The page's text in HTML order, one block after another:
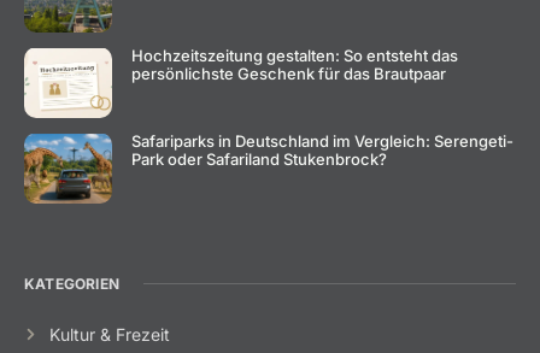
Hochzeitszeitung gestalten: So entsteht das
persönlichste Geschenk für das Brautpaar
Safariparks in Deutschland im Vergleich: Serengeti-
Park oder Safariland Stukenbrock?
KATEGORIEN
Kultur & Frezeit